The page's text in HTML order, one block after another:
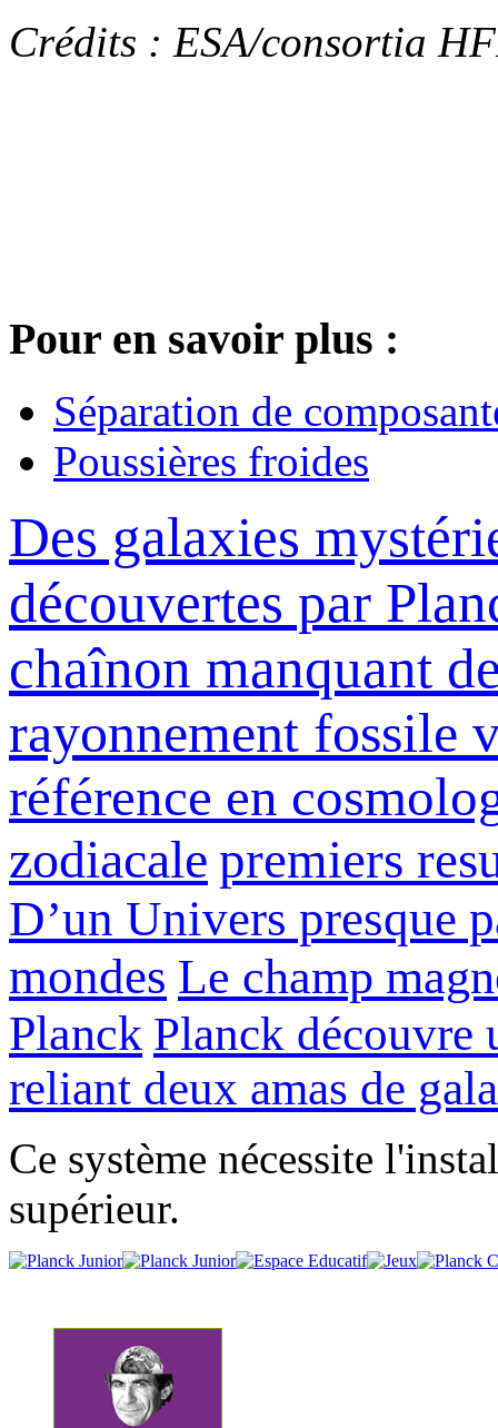
Crédits : ESA/consortia
Pour en savoir plus :
Séparation de
Poussières froides
Des galaxies
découvertes par
chaînon manquant
rayonnement fossile
référence en
zodiacale premiers
D’un Univers presque
mondes Le champ
Planck Planck découvre
reliant deux amas de
Ce système nécessite
supérieur.